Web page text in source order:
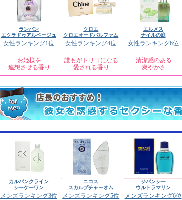
ランバン
エクラドゥアルページュ
女性ランキング1位
お姫様を
連想させる香り
クロエ
クロエオードパルファム
女性ランキング4位
誰もがトリコになる
愛される香り
エルメス
ナイルの庭
女性ランキング6位
清潔感のある
爽やかさ
カルバンクライン
シーケーワン
メンズランキング3位
ニコス
スカルプチャーオム
メンズランキング5位
ジバンシー
ウルトラマリン
メンズランキング6位